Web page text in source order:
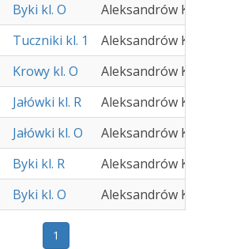
Byki kl. O
Aleksandrów Kujawski
Tuczniki kl. 1
Aleksandrów Kujawski
Krowy kl. O
Aleksandrów Kujawski
Jałówki kl. R
Aleksandrów Kujawski
Jałówki kl. O
Aleksandrów Kujawski
Byki kl. R
Aleksandrów Kujawski
Byki kl. O Aleksandrów Kujawski
1